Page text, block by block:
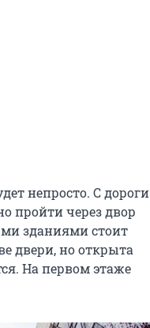
непросто. С дороги
пройти через двор
зданиями стоит
двери, но открыта
На первом этаже